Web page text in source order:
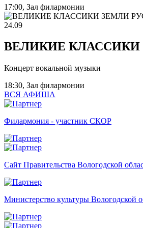
17:00, Зал филармонии
24.09
ВЕЛИКИЕ
Концерт вокальной музыки
18:30, Зал филармонии
ВСЯ АФИША
Филармония - участник СКОР
Сайт Правительства Вологодской
Министерство культуры Вологодской